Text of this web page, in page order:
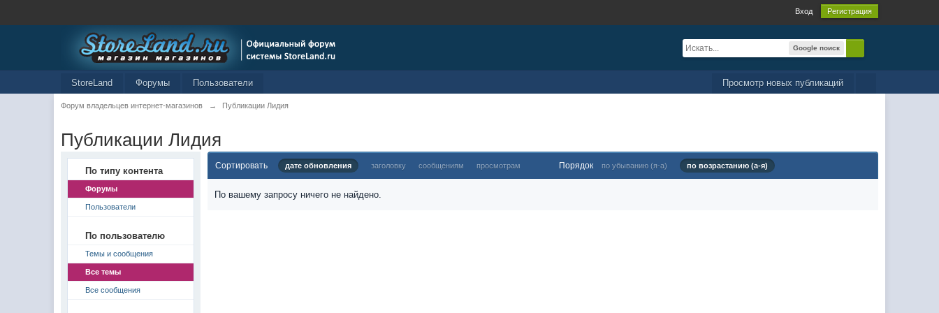
Вход Регистрация
Google поиск
Просмотр новых публикаций
StoreLand Форумы Пользователи
Форум владельцев интернет-магазинов → Публикации Лидия
Публикации Лидия
По типу контента
Форумы
Пользователи
По пользователю
Темы и сообщения
Все темы
Все сообщения
Сортировать дате обновления заголовку сообщениям просмотрам Порядок по убыванию (я-а) по возрастанию (а-я)
По вашему запросу ничего не найдено.